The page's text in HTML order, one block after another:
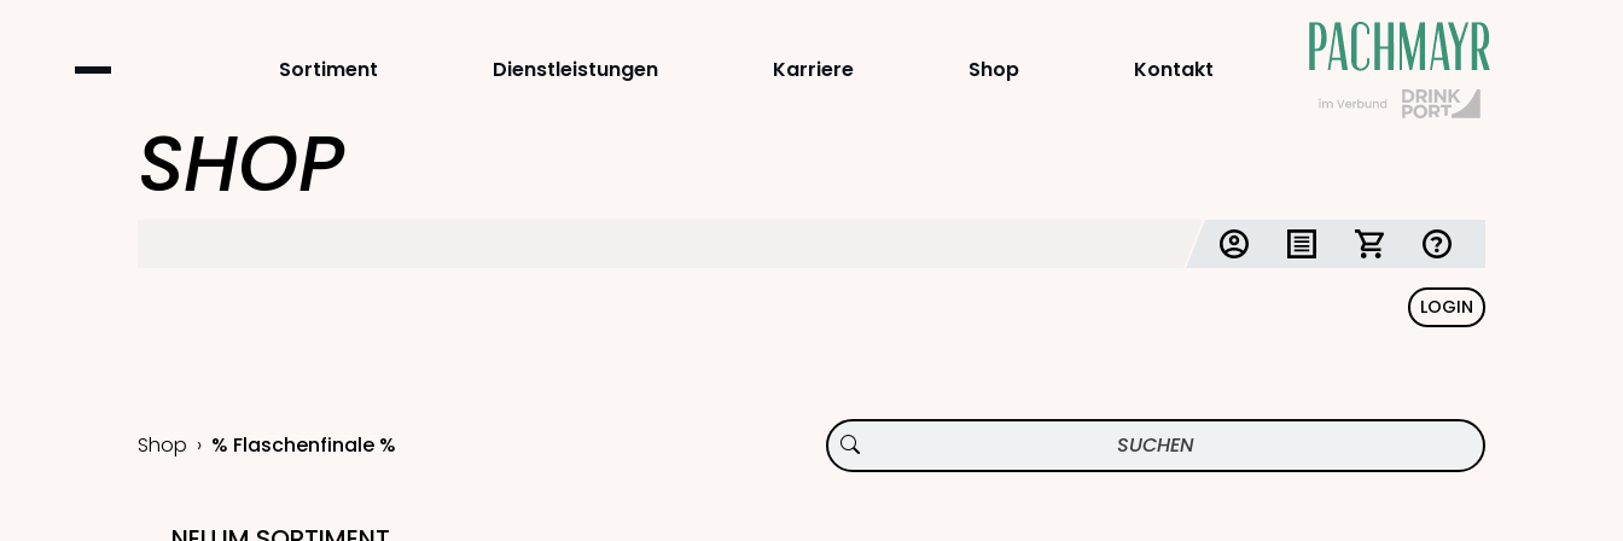
Sortiment Dienstleistungen Karriere Shop Kontakt
SHOP
LOGIN
Shop % Flaschenfinale %